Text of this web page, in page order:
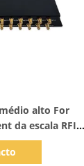
alto For
da escala RFID
de Writer
da sensibilidade